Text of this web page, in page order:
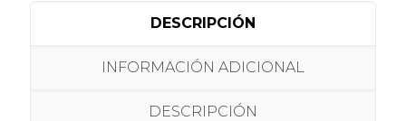
DESCRIPCIÓN
INFORMACIÓN ADICIONAL
DESCRIPCIÓN